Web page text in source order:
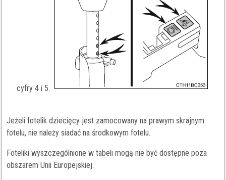
cyfry 4 i 5.
Jeżeli fotelik dziecięcy jest zamocowany na prawym skrajnym
fotelu, nie należy siadać na środkowym fotelu.
Foteliki wyszczególnione w tabeli mogą nie być dostępne poza
obszarem Unii Europejskiej.